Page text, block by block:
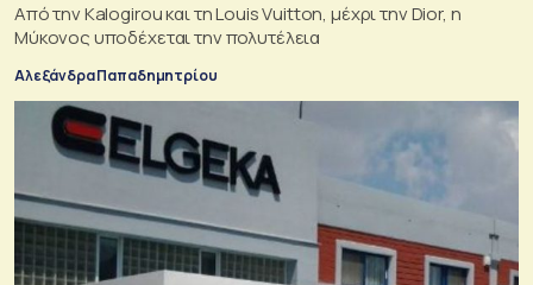
Από την Kalogirou και τη Louis Vuitton, μέχρι την Dior, η
Μύκονος υποδέχεται την πολυτέλεια
Αλεξάνδρα Παπαδημητρίου